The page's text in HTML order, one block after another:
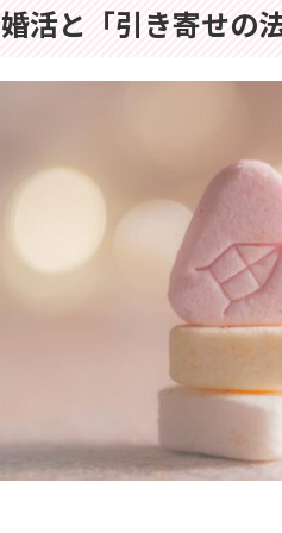
婚活と「引き寄せの